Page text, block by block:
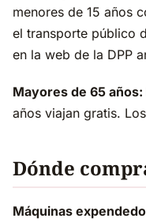
menores de 15 años
el transporte público
en la web de la DPP
Mayores de 65 años:
años viajan gratis.
Dónde
Máquinas